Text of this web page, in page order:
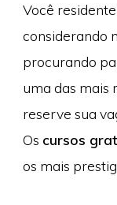
Você
considerando
procurando
uma das mais
reserve sua
Os cursos
os mais